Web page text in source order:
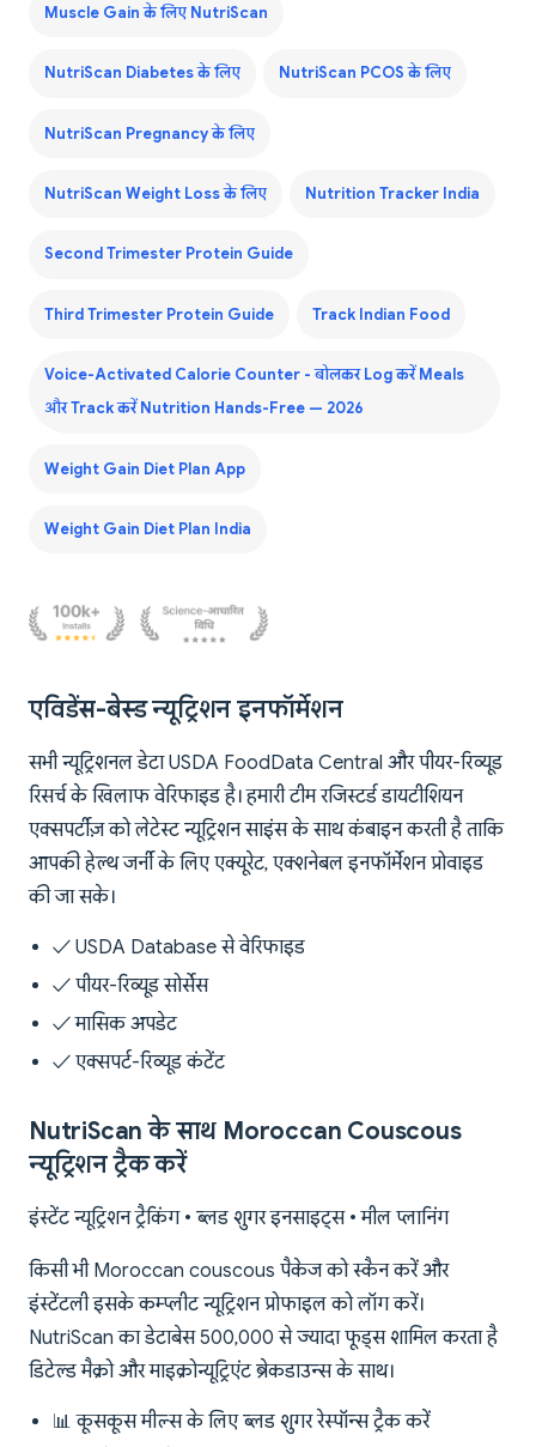
Muscle Gain के लिए NutriScan
NutriScan Diabetes के लिए NutriScan PCOS के लिए
NutriScan Pregnancy के लिए
NutriScan Weight Loss के लिए Nutrition Tracker India
Second Trimester Protein Guide
Third Trimester Protein Guide Track Indian Food
Voice-Activated Calorie Counter - बोलकर Log करें Meals
और Track करें Nutrition Hands-Free — 2026
Weight Gain Diet Plan App
Weight Gain Diet Plan India
एविडेंस-बेस्ड न्यूट्रिशन इनफॉर्मेशन
सभी न्यूट्रिशनल डेटा USDA FoodData Central और पीयर-रिव्यूड
रिसर्च के खिलाफ वेरिफाइड है। हमारी टीम रजिस्टर्ड डायटीशियन
एक्सपर्टीज़ को लेटेस्ट न्यूट्रिशन साइंस के साथ कंबाइन करती है ताकि
आपकी हेल्थ जर्नी के लिए एक्यूरेट, एक्शनेबल इनफॉर्मेशन प्रोवाइड
की जा सके।
✓ USDA Database से वेरिफाइड
✓ पीयर-रिव्यूड सोर्सेस
✓ मासिक अपडेट
✓ एक्सपर्ट-रिव्यूड कंटेंट
NutriScan के साथ Moroccan Couscous
न्यूट्रिशन ट्रैक करें
इंस्टेंट न्यूट्रिशन ट्रैकिंग • ब्लड शुगर इनसाइट्स • मील प्लानिंग
किसी भी Moroccan couscous पैकेज को स्कैन करें और
इंस्टेंटली इसके कम्प्लीट न्यूट्रिशन प्रोफाइल को लॉग करें।
NutriScan का डेटाबेस 500,000 से ज्यादा फूड्स शामिल करता है
डिटेल्ड मैक्रो और माइक्रोन्यूट्रिएंट ब्रेकडाउन्स के साथ।
📊 कूसकूस मील्स के लिए ब्लड शुगर रेस्पॉन्स ट्रैक करें